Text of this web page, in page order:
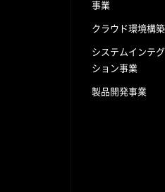
事業
クラウド環境構
システムインテ
ション事業
製品開発事業